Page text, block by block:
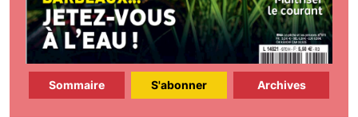
Sommaire S'abonner Archives